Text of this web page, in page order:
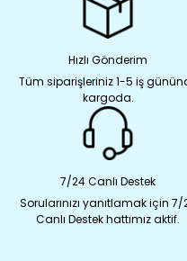
Hızlı Gönderim
Tüm siparişleriniz 1-5 iş
kargoda.
7/24 Canlı Destek
Sorularınızı yanıtlamak için 7/
Canlı Destek hattımız aktif.